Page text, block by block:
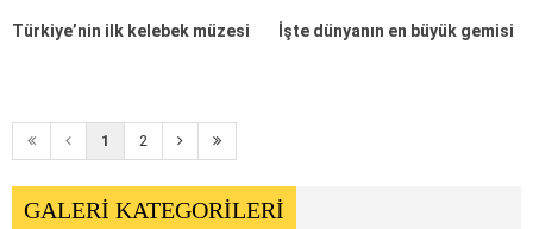
Türkiye’nin ilk kelebek müzesi İşte dünyanın en büyük gemisi
1 2
GALERİ KATEGORİLERİ